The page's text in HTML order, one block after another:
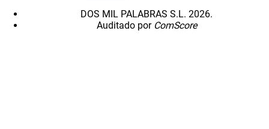
DOS MIL PALABRAS S.L. 2026.
Auditado por ComScore